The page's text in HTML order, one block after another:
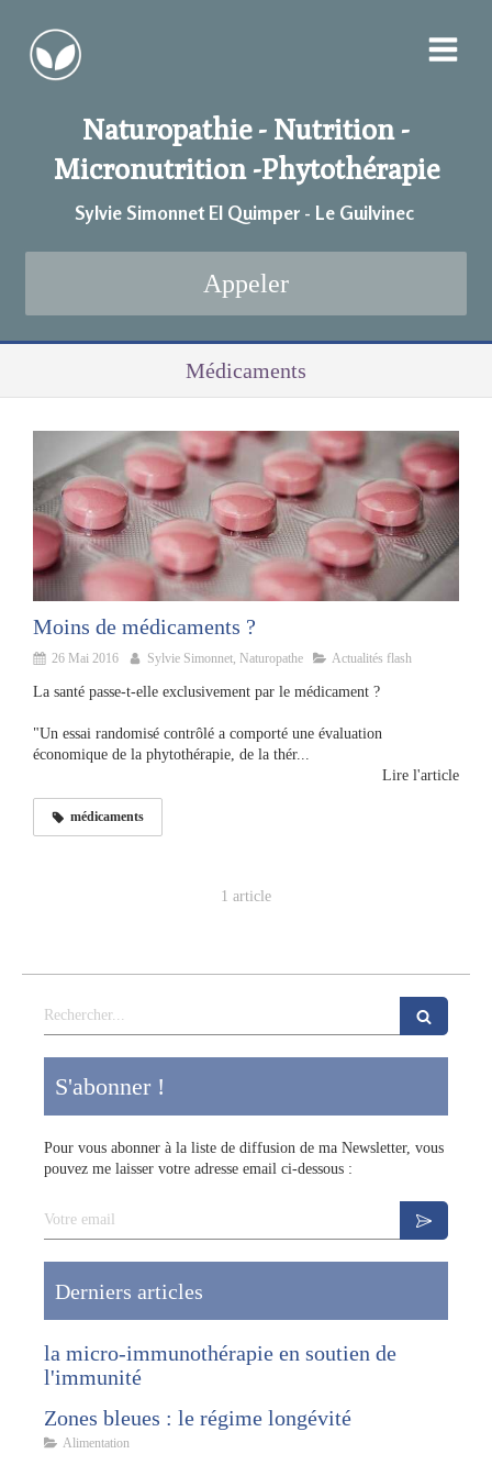
Naturopathie - Nutrition -
Micronutrition -Phytothérapie
Sylvie Simonnet EI Quimper - Le Guilvinec
Appeler
Médicaments
Moins de médicaments ?
26 Mai 2016 Sylvie Simonnet, Naturopathe Actualités flash
La santé passe-t-elle exclusivement par le médicament ?
"Un essai randomisé contrôlé a comporté une évaluation
économique de la phytothérapie, de la thér...
Lire l'article
médicaments
1 article
Rechercher
S'abonner !
Pour vous abonner à la liste de diffusion de ma Newsletter, vous
pouvez me laisser votre adresse email ci-dessous :
Votre email
Derniers articles
la micro-immunothérapie en soutien de
l'immunité
Zones bleues : le régime longévité
Alimentation